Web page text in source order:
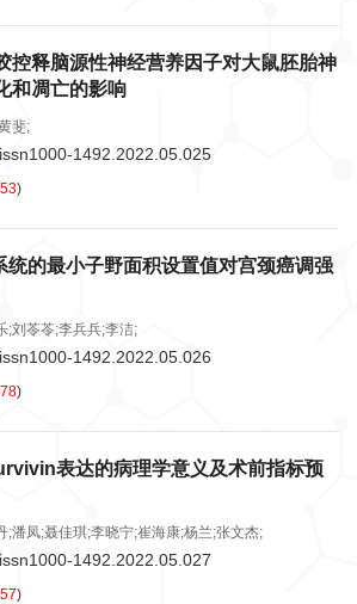
控释脑源性神经营养因子对大鼠胚胎神
和凋亡的影响
斐;
1492.2022.05.025
)
的最小子野面积设置值对宫颈癌调强
;刘苓苓;李兵兵;李洁;
1492.2022.05.026
)
表达的病理学意义及术前指标预
;潘凤;聂佳琪;李晓宁;崔海康;杨兰;张文杰;
1492.2022.05.027
)